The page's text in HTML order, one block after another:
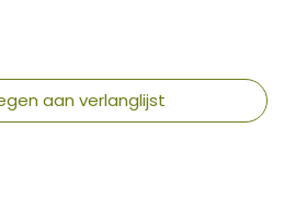
aan verlanglijst